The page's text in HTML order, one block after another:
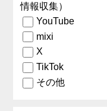
情報収集）
YouTube
mixi
X
TikTok
その他